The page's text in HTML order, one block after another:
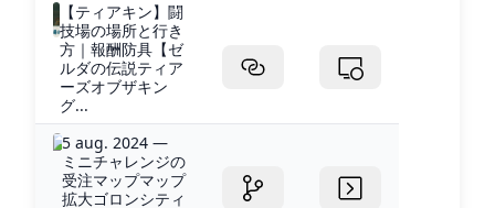
【ティアキン】闘
技場の場所と行き
方｜報酬防具【ゼ
ルダの伝説ティア
ーズオブザキン
グ...
5 aug. 2024 —
ミニチャレンジの
受注マップマップ
拡大ゴロンシティ